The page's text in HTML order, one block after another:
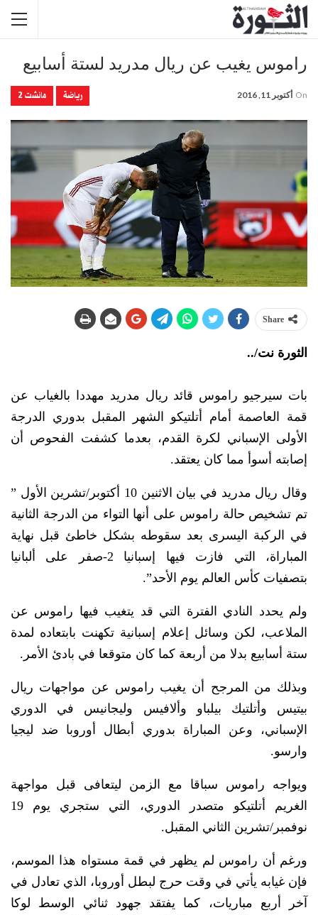
راموس يغيب عن ريال مدريد لستة أسابيع
رياضة مانشت 2 On أكتوبر 11, 2016
Share
الثورة نت/..
بات سيرجيو راموس قائد ريال مدريد مهددا بالغياب عن
قمة العاصمة أمام أتلتيكو الشهر المقبل بدوري الدرجة
الأولى الإسباني لكرة القدم، بعدما كشفت الفحوص أن
إصابته أسوأ مما كان يعتقد.
وقال ريال مدريد في بيان الاثنين 10 أكتوبر/تشرين الأول ”
تم تشخيص حالة راموس على أنها التواء من الدرجة الثانية
في الركبة اليسرى بعد سقوطه بشكل خاطئ قبل نهاية
المباراة، التي فازت فيها إسبانيا 2-صفر على ألبانيا
بتصفيات كأس العالم يوم الأحد”.
ولم يحدد النادي الفترة التي قد يتغيب فيها راموس عن
الملاعب، لكن وسائل إعلام إسبانية تكهنت بابتعاده لمدة
ستة أسابيع بدلا من أربعة كما كان متوقعا في بادئ الأمر.
وبذلك من المرجح أن يغيب راموس عن مواجهات ريال
بيتيس وأتلتيك بيلباو وألافيس وليجانيس في الدوري
الإسباني، وعن المباراة بدوري أبطال أوروبا ضد ليجيا
وارسو.
ويواجه راموس سباقا مع الزمن ليتعافى قبل مواجهة
الغريم أتلتيكو متصدر الدوري، التي ستجري يوم 19
نوفمبر/تشرين الثاني المقبل.
ورغم أن راموس لم يظهر في قمة مستواه هذا الموسم،
فإن غيابه يأتي في وقت حرج لبطل أوروبا، الذي تعادل في
آخر أربع مباريات، كما يفتقد جهود ثنائي الوسط لوكا